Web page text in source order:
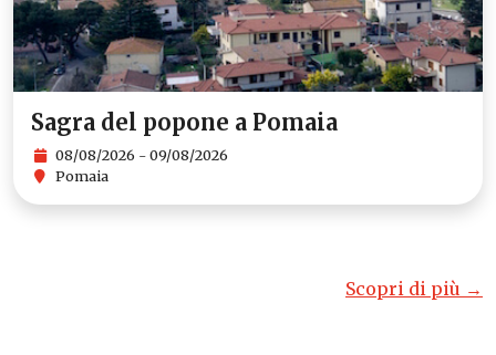
Sagra del popone a Pomaia
08/08/2026 - 09/08/2026
Pomaia
Scopri di più →